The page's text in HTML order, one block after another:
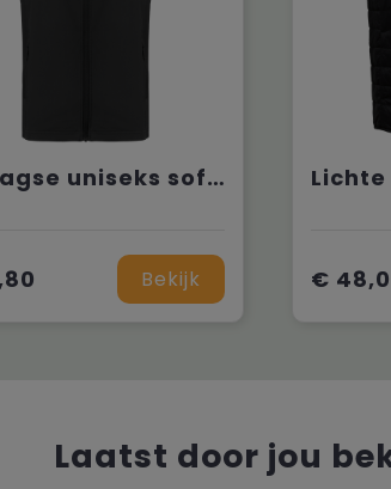
2-laagse uniseks softshell-bodywarmer
Bekijk €
Laatst door jou